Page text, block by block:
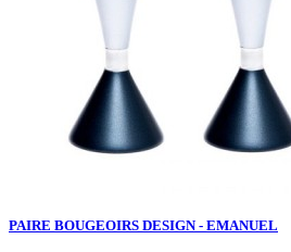
PAIRE BOUGEOIRS DESIGN - EMANUEL